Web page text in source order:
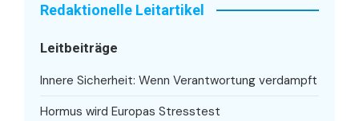
Redaktionelle Leitartikel
Leitbeiträge
Innere Sicherheit: Wenn Verantwortung verdampft
Hormus wird Europas Stresstest